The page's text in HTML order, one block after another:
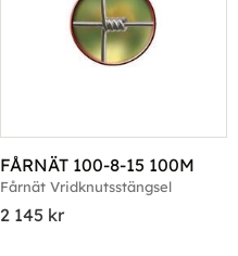
FÅRNÄT 100-8-15 100M
Fårnät Vridknutsstängsel
2 145 kr